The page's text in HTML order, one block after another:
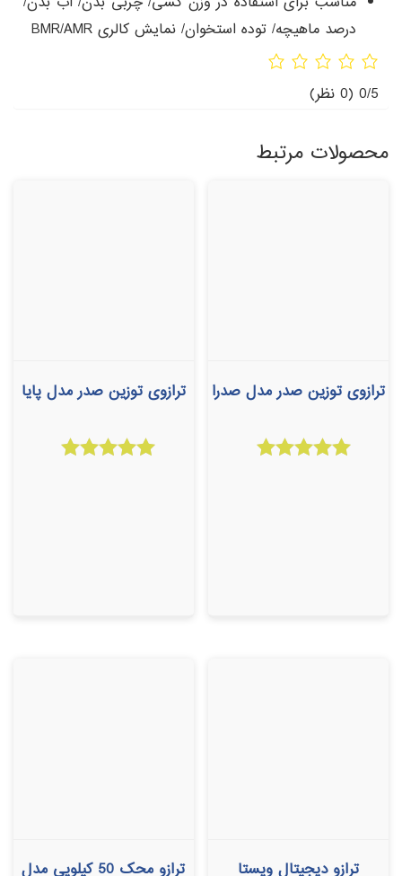
درصد ماهیچه/ توده استخوان/ نمایش کالری BMR/AMR
0/5 (0 نظر)
محصولات مرتبط
ترازوی توزین صدر مدل صدرا ترازوی توزین صدر مدل پایا
ترازو دیجیتال ویستا ترازو محک 50 کیلویی مدل